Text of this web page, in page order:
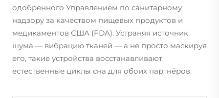
одобренного Управлением по санитарному
надзору за качеством пищевых продуктов и
медикаментов США (FDA). Устраняя источник
шума — вибрацию тканей — а не просто маскируя
его, такие устройства восстанавливают
естественные циклы сна для обоих партнёров.